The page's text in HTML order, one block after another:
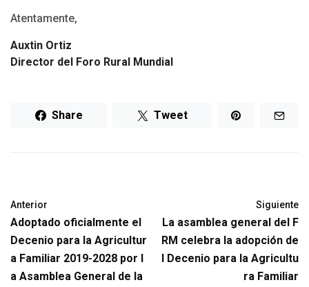
Atentamente,
Auxtin Ortiz
Director del Foro Rural Mundial
Share Tweet
Anterior
Adoptado oficialmente el
Decenio para la Agricultur
a Familiar 2019-2028 por l
a Asamblea General de la
Siguiente
La asamblea general del F
RM celebra la adopción de
l Decenio para la Agricultu
ra Familiar